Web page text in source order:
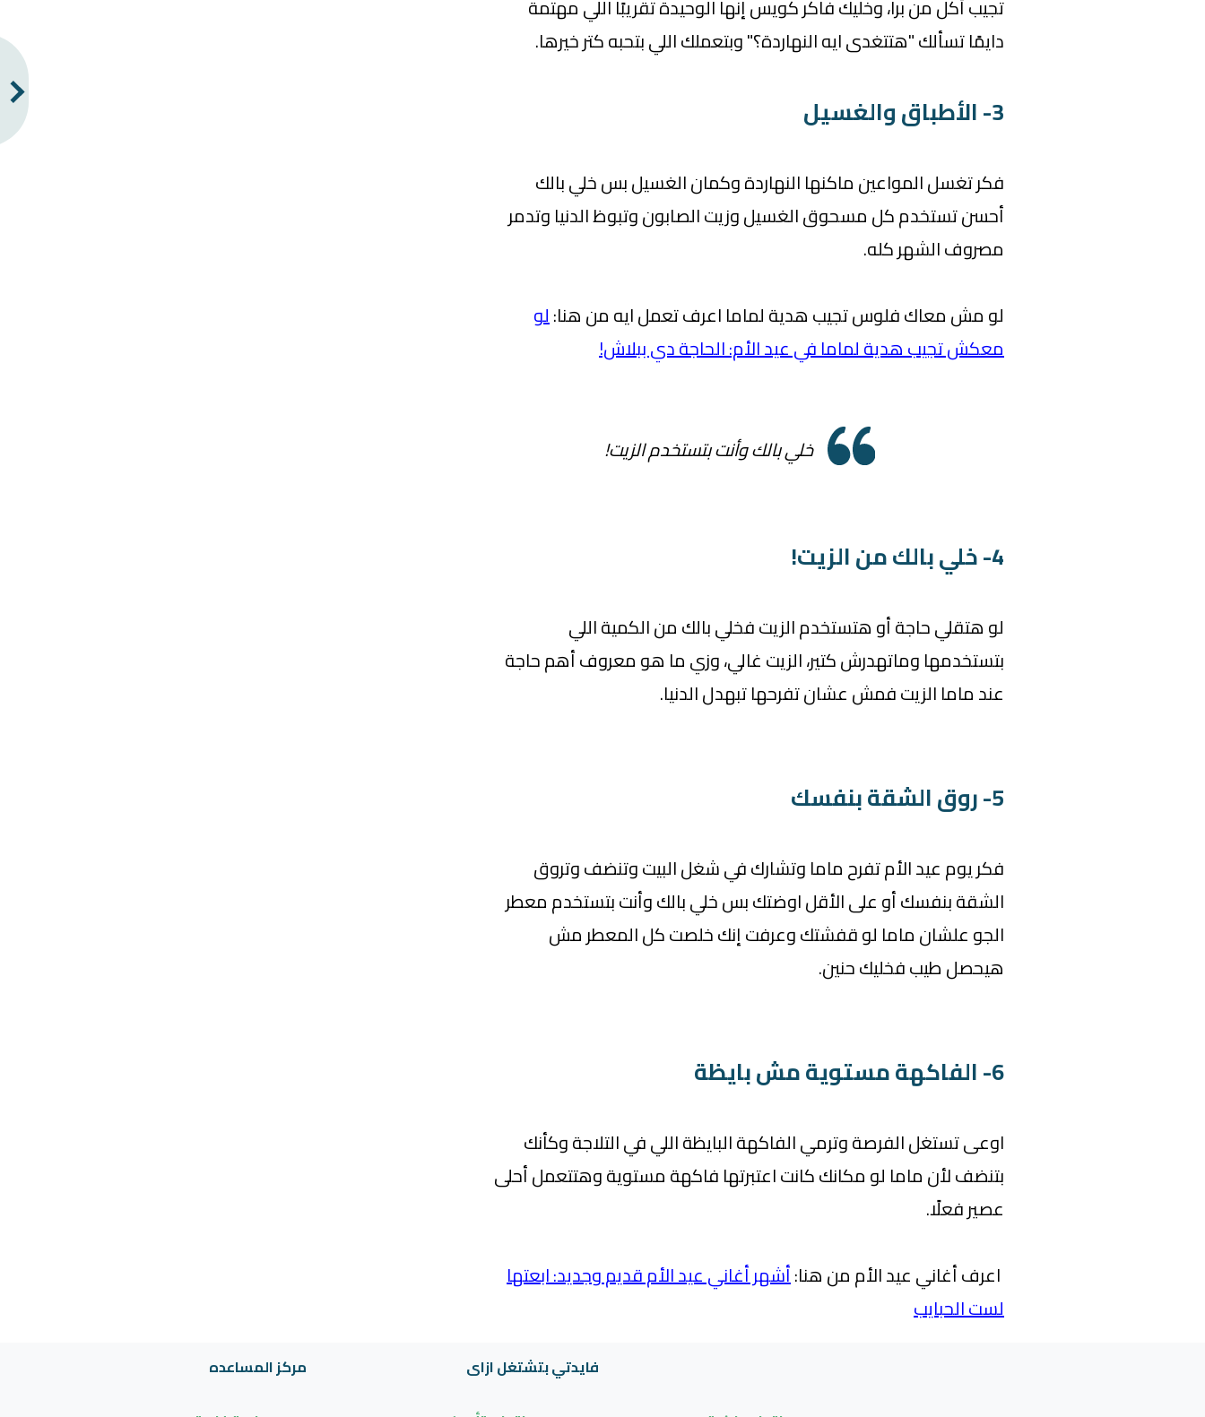
تجيب أكل من برا، وخليك فاكر كويس إنها الوحيدة تقريبًا اللي مهتمة
دايمًا تسألك "هتتغدى ايه النهاردة؟" وبتعملك اللي بتحبه كتر خيرها.
3- الأطباق والغسيل
فكر تغسل المواعين ماكنها النهاردة وكمان الغسيل بس خلي بالك
أحسن تستخدم كل مسحوق الغسيل وزيت الصابون وتبوظ الدنيا وتدمر
مصروف الشهر كله.
لو مش معاك فلوس تجيب هدية لماما اعرف تعمل ايه من هنا:لو
معكش تجيب هدية لماما في عيد الأم: الحاجة دي ببلاش!
خلي بالك وأنت بتستخدم الزيت!
4- خلي بالك من الزيت!
لو هتقلي حاجة أو هتستخدم الزيت فخلي بالك من الكمية اللي
بتستخدمها وماتهدرش كتير، الزيت غالي، وزي ما هو معروف أهم حاجة
عند ماما الزيت فمش عشان تفرحها تبهدل الدنيا.
5- روق الشقة بنفسك
فكر يوم عيد الأم تفرح ماما وتشارك في شغل البيت وتنضف وتروق
الشقة بنفسك أو على الأقل اوضتك بس خلي بالك وأنت بتستخدم معطر
الجو علشان ماما لو قفشتك وعرفت إنك خلصت كل المعطر مش
هيحصل طيب فخليك حنين.
6- الفاكهة مستوية مش بايظة
اوعى تستغل الفرصة وترمي الفاكهة البايظة اللي في التلاجة وكأنك
بتنضف لأن ماما لو مكانك كانت اعتبرتها فاكهة مستوية وهتتعمل أحلى
عصير فعلًا.
اعرف أغاني عيد الأم من هنا:أشهر أغاني عيد الأم قديم وجديد: ابعتها
لست الحبايب
فايدتي بتشتغل ازاى
مركز المساعده